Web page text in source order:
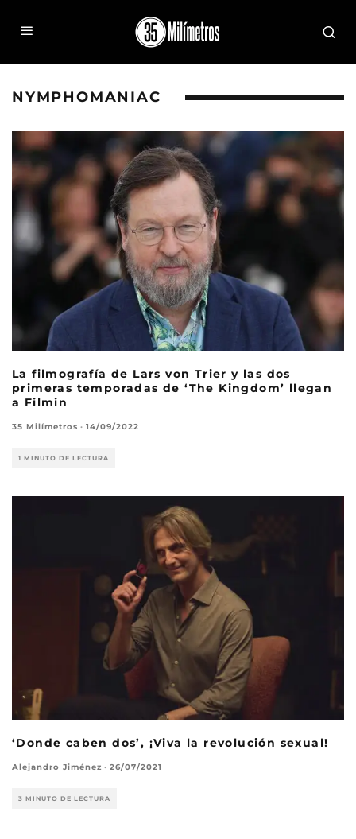
NYMPHOMANIAC
La filmografía de Lars von Trier y las dos
primeras temporadas de ‘The Kingdom’ llegan
a Filmin
35 Milímetros · 14/09/2022
1 MINUTO DE LECTURA
‘Donde caben dos’, ¡Viva la revolución sexual!
Alejandro Jiménez · 26/07/2021
3 MINUTO DE LECTURA